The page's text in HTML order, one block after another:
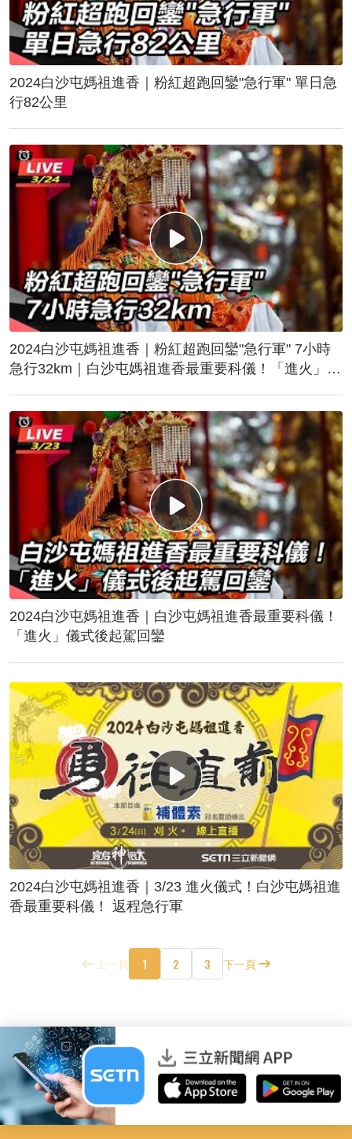
2024白沙屯媽祖進香｜粉紅超跑回鑾"急行軍" 單日急
行82公里
2024白沙屯媽祖進香｜粉紅超跑回鑾"急行軍" 7小時
急行32km｜白沙屯媽祖進香最重要科儀！「進火」儀
2024白沙屯媽祖進香｜白沙屯媽祖進香最重要科儀！
「進火」儀式後起駕回鑾
2024白沙屯媽祖進香｜3/23 進火儀式！白沙屯媽祖進
香最重要科儀！ 返程急行軍
上一頁 1 2 3 下一頁